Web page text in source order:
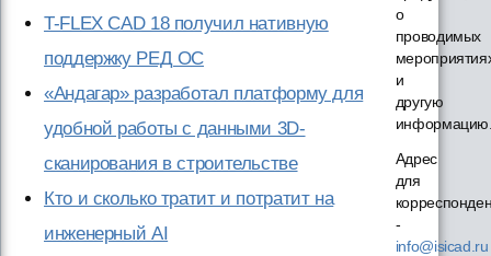
T-FLEX CAD 18 получил нативную
поддержку РЕД ОС
«Андагар» разработал платформу для
удобной работы с данными 3D-
сканирования в строительстве
Кто и сколько тратит и потратит на
инженерный AI
о
проводимых
и
другую
Адрес
для
-
info@isicad.ru